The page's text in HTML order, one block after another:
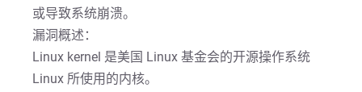
或导致系统崩溃。
漏洞概述：
Linux kernel 是美国 Linux 基金会的开源操作系统
Linux 所使用的内核。